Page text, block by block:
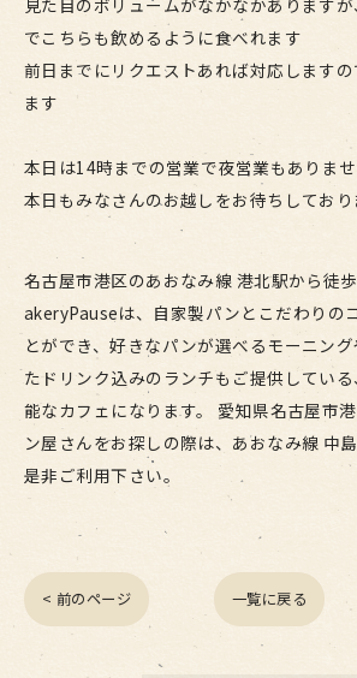
見た目のボリュームがなかなかあります
でこちらも飲めるように食べれます
前日までにリクエストあれば対応します
ます
本日は14時までの営業で夜営業もありま
本日もみなさんのお越しをお待ちしており
名古屋市港区のあおなみ線 港北駅から徒
akeryPauseは、自家製パンとこだわりの
とができ、好きなパンが選べるモーニン
たドリンク込みのランチもご提供してい
能なカフェになります。 愛知県名古屋市
ン屋さんをお探しの際は、あおなみ線 中
是非ご利用下さい。
< 前のページ 一覧に戻る